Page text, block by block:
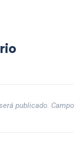
publicado.